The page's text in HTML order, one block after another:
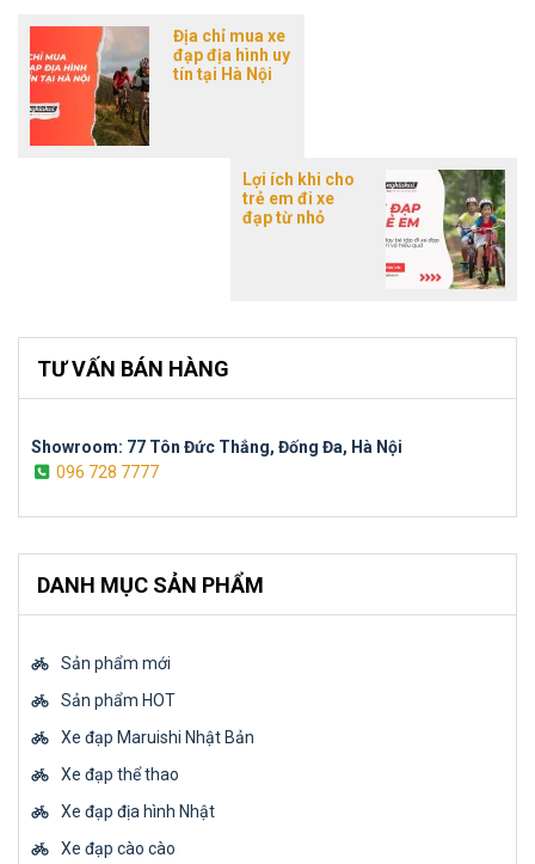
Địa chỉ mua xe
đạp địa hình uy
tín tại Hà Nội
Lợi ích khi cho
trẻ em đi xe
đạp từ nhỏ
TƯ VẤN BÁN HÀNG
Showroom: 77 Tôn Đức Thắng, Đống Đa, Hà Nội
096 728 7777
DANH MỤC SẢN PHẨM
Sản phẩm mới
Sản phẩm HOT
Xe đạp Maruishi Nhật Bản
Xe đạp thể thao
Xe đạp địa hình Nhật
Xe đạp cào cào